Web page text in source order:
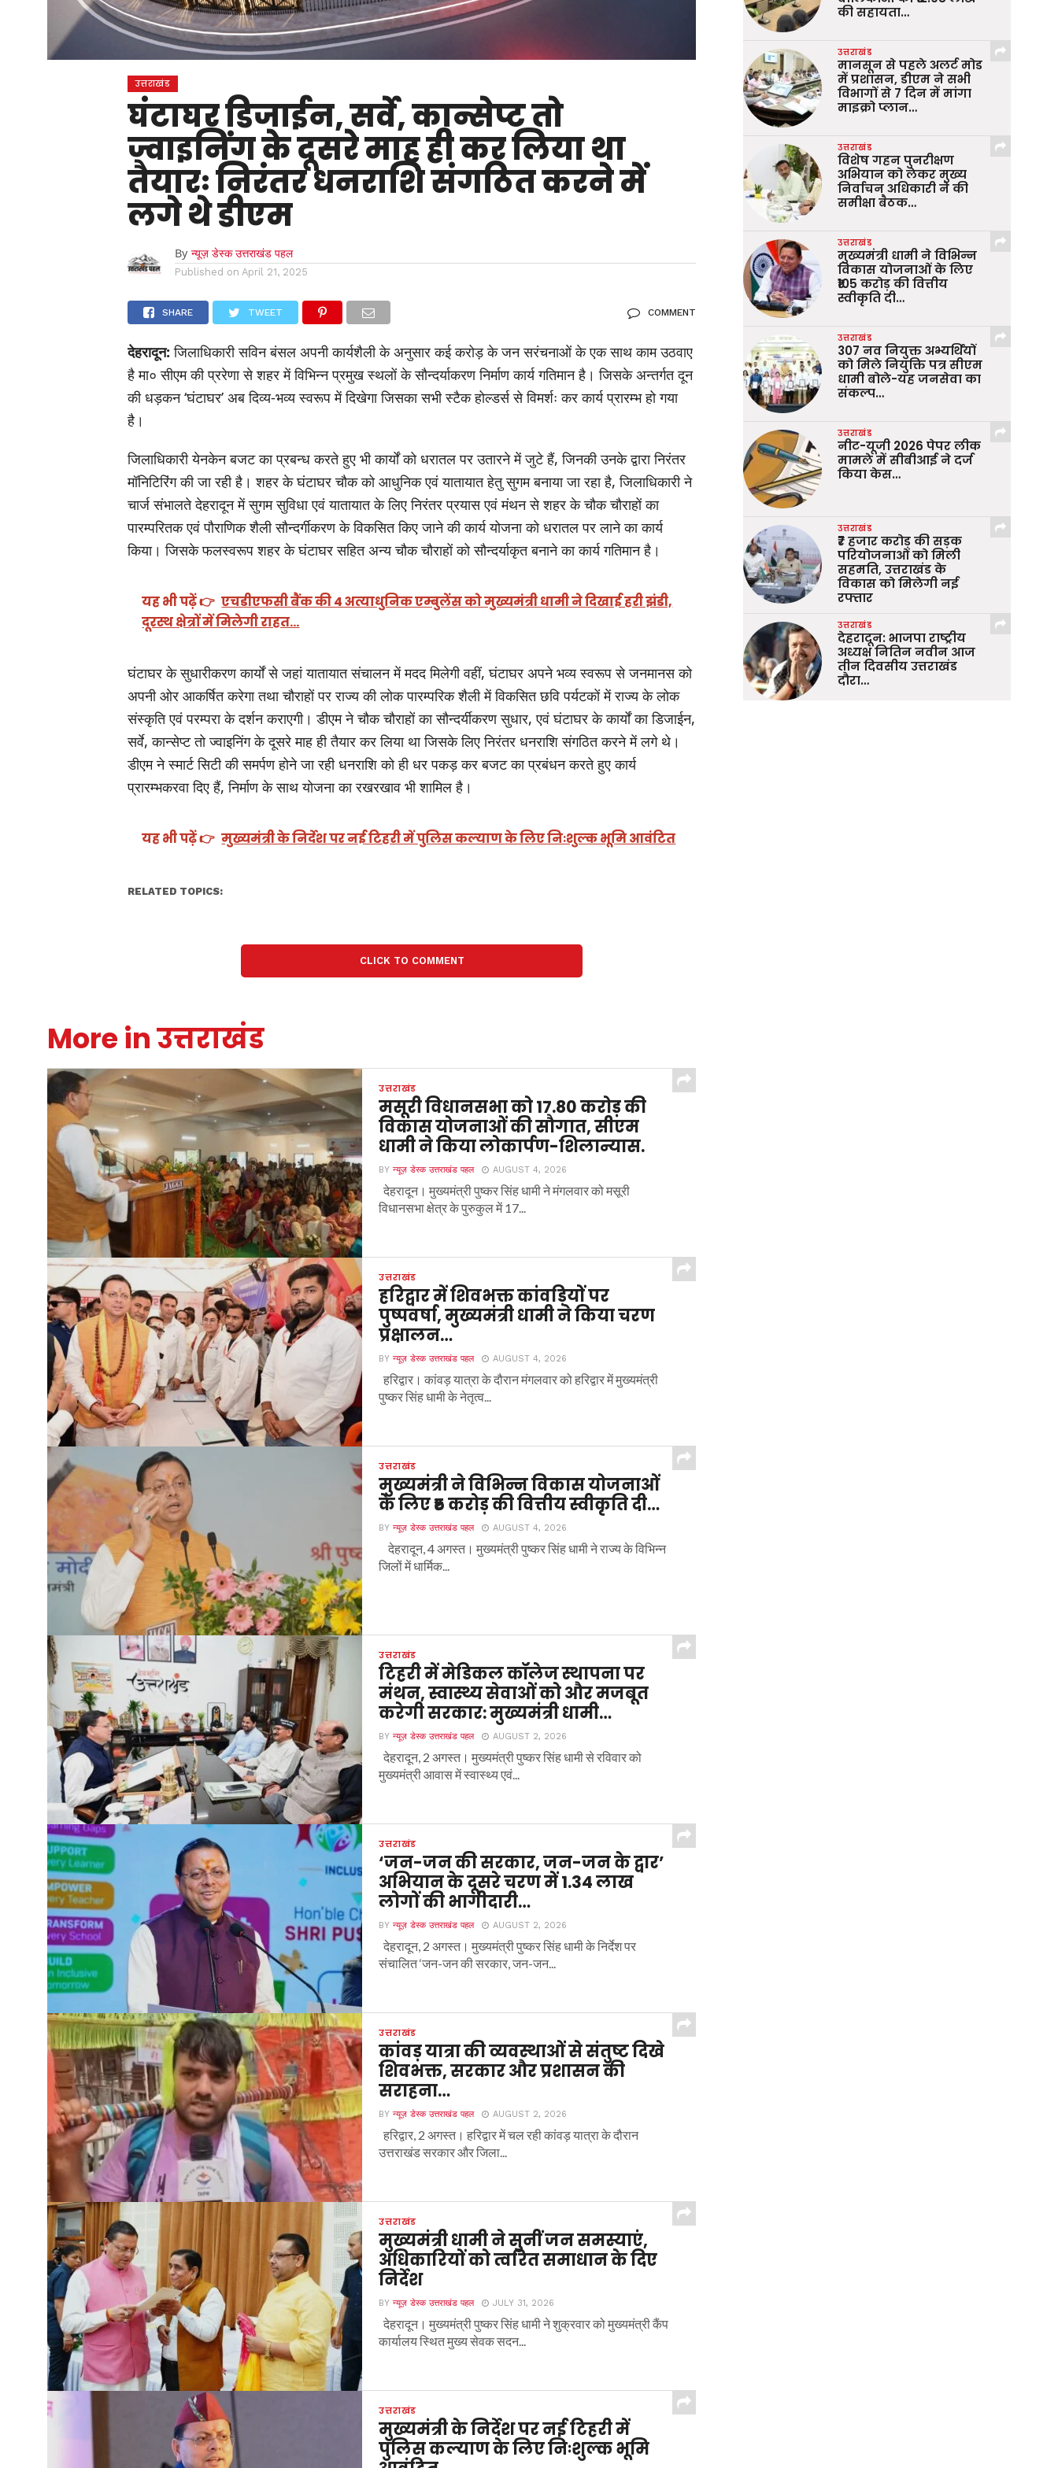
उत्तराखंड
घंटाघर डिजाईन, सर्वे, कान्सेप्ट तो
ज्वाइनिंग के दूसरे माह ही कर लिया था
तैयारः निरंतर धनराशि संगठित करने में
लगे थे डीएम
By न्यूज़ डेस्क उत्तराखंड पहल
Published on April 21, 2025
SHARE TWEET COMMENT
देहरादून:जिलाधिकारी सविन बंसल अपनी कार्यशैली के अनुसार कई करोड़ के जन सरंचनाओं के एक साथ काम उठवाए
है मा० सीएम की प्ररेणा से शहर में विभिन्न प्रमुख स्थलों के सौन्दर्याकरण निर्माण कार्य गतिमान है। जिसके अन्तर्गत दून
की धड़कन ‘घंटाघर’ अब दिव्य-भव्य स्वरूप में दिखेगा जिसका सभी स्टैक होल्डर्स से विमर्शः कर कार्य प्रारम्भ हो गया
है।
जिलाधिकारी येनकेन बजट का प्रबन्ध करते हुए भी कार्यों को धरातल पर उतारने में जुटे हैं, जिनकी उनके द्वारा निरंतर
मॉनिटिरिंग की जा रही है। शहर के घंटाघर चौक को आधुनिक एवं यातायात हेतु सुगम बनाया जा रहा है, जिलाधिकारी ने
चार्ज संभालते देहरादून में सुगम सुविधा एवं यातायात के लिए निरंतर प्रयास एवं मंथन से शहर के चौक चौराहों का
पारम्परितक एवं पौराणिक शैली सौन्दर्गीकरण के विकसित किए जाने की कार्य योजना को धरातल पर लाने का कार्य
किया। जिसके फलस्वरूप शहर के घंटाघर सहित अन्य चौक चौराहों को सौन्दर्याकृत बनाने का कार्य गतिमान है।
यह भी पढ़ें 👉 एचडीएफसी बैंक की 4 अत्याधुनिक एम्बुलेंस को मुख्यमंत्री धामी ने दिखाई हरी झंडी,
दूरस्थ क्षेत्रों में मिलेगी राहत…
घंटाघर के सुधारीकरण कार्यों से जहां यातायात संचालन में मदद मिलेगी वहीं, घंटाघर अपने भव्य स्वरूप से जनमानस को
अपनी ओर आकर्षित करेगा तथा चौराहों पर राज्य की लोक पारम्परिक शैली में विकसित छवि पर्यटकों में राज्य के लोक
संस्कृति एवं परम्परा के दर्शन कराएगी। डीएम ने चौक चौराहों का सौन्दर्यीकरण सुधार, एवं घंटाघर के कार्यों का डिजाईन,
सर्वे, कान्सेप्ट तो ज्वाइनिंग के दूसरे माह ही तैयार कर लिया था जिसके लिए निरंतर धनराशि संगठित करने में लगे थे।
डीएम ने स्मार्ट सिटी की समर्पण होने जा रही धनराशि को ही धर पकड़ कर बजट का प्रबंधन करते हुए कार्य
प्रारम्भकरवा दिए हैं, निर्माण के साथ योजना का रखरखाव भी शामिल है।
यह भी पढ़ें 👉 मुख्यमंत्री के निर्देश पर नई टिहरी में पुलिस कल्याण के लिए निःशुल्क भूमि आवंटित
RELATED TOPICS:
CLICK TO COMMENT
More in उत्तराखंड
उत्तराखंड
मसूरी विधानसभा को 17.80 करोड़ की
विकास योजनाओं की सौगात, सीएम
धामी ने किया लोकार्पण-शिलान्यास.
BYन्यूज़ डेस्क उत्तराखंड पहल AUGUST 4, 2026
देहरादून। मुख्यमंत्री पुष्कर सिंह धामी ने मंगलवार को मसूरी
विधानसभा क्षेत्र के पुरुकुल में 17...
उत्तराखंड
हरिद्वार में शिवभक्त कांवड़ियों पर
पुष्पवर्षा, मुख्यमंत्री धामी ने किया चरण
प्रक्षालन…
BYन्यूज़ डेस्क उत्तराखंड पहल AUGUST 4, 2026
हरिद्वार। कांवड़ यात्रा के दौरान मंगलवार को हरिद्वार में मुख्यमंत्री
पुष्कर सिंह धामी के नेतृत्व...
उत्तराखंड
मुख्यमंत्री ने विभिन्न विकास योजनाओं
के लिए ₹5 करोड़ की वित्तीय स्वीकृति दी…
BYन्यूज़ डेस्क उत्तराखंड पहल AUGUST 4, 2026
देहरादून, 4 अगस्त। मुख्यमंत्री पुष्कर सिंह धामी ने राज्य के विभिन्न
जिलों में धार्मिक...
उत्तराखंड
टिहरी में मेडिकल कॉलेज स्थापना पर
मंथन, स्वास्थ्य सेवाओं को और मजबूत
करेगी सरकार: मुख्यमंत्री धामी…
BYन्यूज़ डेस्क उत्तराखंड पहल AUGUST 2, 2026
देहरादून, 2 अगस्त। मुख्यमंत्री पुष्कर सिंह धामी से रविवार को
मुख्यमंत्री आवास में स्वास्थ्य एवं...
उत्तराखंड
‘जन-जन की सरकार, जन-जन के द्वार’
अभियान के दूसरे चरण में 1.34 लाख
लोगों की भागीदारी…
BYन्यूज़ डेस्क उत्तराखंड पहल AUGUST 2, 2026
देहरादून, 2 अगस्त। मुख्यमंत्री पुष्कर सिंह धामी के निर्देश पर
संचालित ‘जन-जन की सरकार, जन-जन...
उत्तराखंड
कांवड़ यात्रा की व्यवस्थाओं से संतुष्ट दिखे
शिवभक्त, सरकार और प्रशासन की
सराहना…
BYन्यूज़ डेस्क उत्तराखंड पहल AUGUST 2, 2026
हरिद्वार, 2 अगस्त। हरिद्वार में चल रही कांवड़ यात्रा के दौरान
उत्तराखंड सरकार और जिला...
उत्तराखंड
मुख्यमंत्री धामी ने सुनीं जन समस्याएं,
अधिकारियों को त्वरित समाधान के दिए
निर्देश
BYन्यूज़ डेस्क उत्तराखंड पहल JULY 31, 2026
देहरादून। मुख्यमंत्री पुष्कर सिंह धामी ने शुक्रवार को मुख्यमंत्री कैंप
कार्यालय स्थित मुख्य सेवक सदन...
उत्तराखंड
मुख्यमंत्री के निर्देश पर नई टिहरी में
पुलिस कल्याण के लिए निःशुल्क भूमि
की सहायता…
उत्तराखंड
मानसून से पहले अलर्ट मोड
में प्रशासन, डीएम ने सभी
विभागों से 7 दिन में मांगा
माइक्रो प्लान…
उत्तराखंड
विशेष गहन पुनरीक्षण
अभियान को लेकर मुख्य
निर्वाचन अधिकारी ने की
समीक्षा बैठक…
उत्तराखंड
मुख्यमंत्री धामी ने विभिन्न
विकास योजनाओं के लिए
₹105 करोड़ की वित्तीय
स्वीकृति दी…
उत्तराखंड
307 नव नियुक्त अभ्यर्थियों
को मिले नियुक्ति पत्र सीएम
धामी बोले-यह जनसेवा का
संकल्प…
उत्तराखंड
नीट-यूजी 2026 पेपर लीक
मामले में सीबीआई ने दर्ज
किया केस…
उत्तराखंड
₹7 हजार करोड़ की सड़क
परियोजनाओं को मिली
सहमति, उत्तराखंड के
विकास को मिलेगी नई
रफ्तार
उत्तराखंड
देहरादून: भाजपा राष्ट्रीय
अध्यक्ष नितिन नवीन आज
तीन दिवसीय उत्तराखंड
दौरा…